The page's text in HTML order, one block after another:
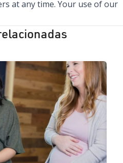
at any time. Your use of our